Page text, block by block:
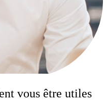
vous être utiles